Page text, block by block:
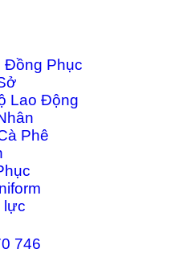
Đồng Phục
Lao Động
Phê
lực
746